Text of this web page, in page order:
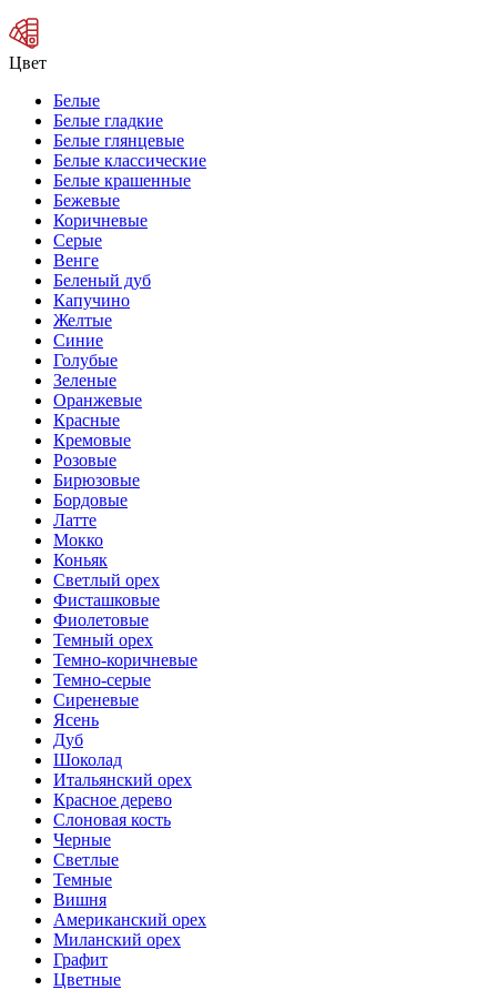
Цвет
Белые
Белые гладкие
Белые глянцевые
Белые классические
Белые крашенные
Бежевые
Коричневые
Серые
Венге
Беленый дуб
Капучино
Желтые
Синие
Голубые
Зеленые
Оранжевые
Красные
Кремовые
Розовые
Бирюзовые
Бордовые
Латте
Мокко
Коньяк
Светлый орех
Фисташковые
Фиолетовые
Темный орех
Темно-коричневые
Темно-серые
Сиреневые
Ясень
Дуб
Шоколад
Итальянский орех
Красное дерево
Слоновая кость
Черные
Светлые
Темные
Вишня
Американский орех
Миланский орех
Графит
Цветные